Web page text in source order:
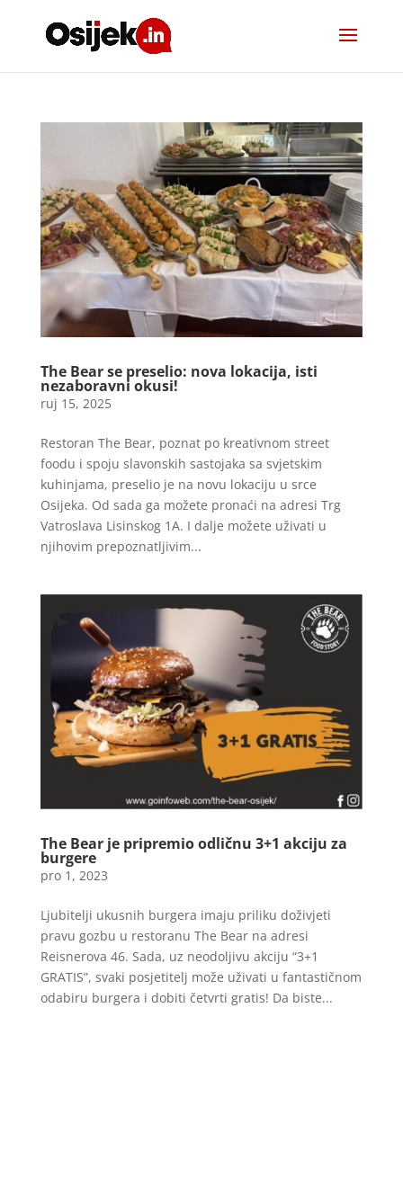
The Bear se preselio: nova lokacija, isti
nezaboravni okusi!
ruj 15, 2025
Restoran The Bear, poznat po kreativnom street
foodu i spoju slavonskih sastojaka sa svjetskim
kuhinjama, preselio je na novu lokaciju u srce
Osijeka. Od sada ga možete pronaći na adresi Trg
Vatroslava Lisinskog 1A. I dalje možete uživati u
njihovim prepoznatljivim...
The Bear je pripremio odličnu 3+1 akciju za
burgere
pro 1, 2023
Ljubitelji ukusnih burgera imaju priliku doživjeti
pravu gozbu u restoranu The Bear na adresi
Reisnerova 46. Sada, uz neodoljivu akciju “3+1
GRATIS”, svaki posjetitelj može uživati u fantastičnom
odabiru burgera i dobiti četvrti gratis! Da biste...